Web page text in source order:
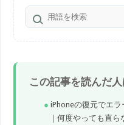
この記事を読んだ
iPhoneの復元でエ
｜何度やっても直ら